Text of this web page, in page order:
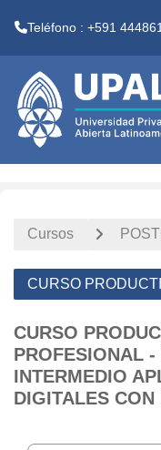
Teléfono : +591
Cursos
CURSO
CURSO
PROFESIONAL
INTERMEDIO
DIGITALES CON